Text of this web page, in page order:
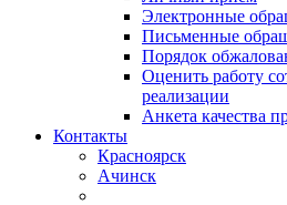
Электронные
Письменные
Порядок
Оценить работу
реализации
Анкета качества
Контакты
Красноярск
Ачинск